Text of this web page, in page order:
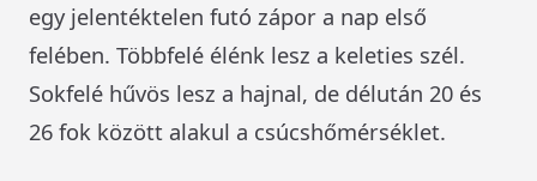
egy jelentéktelen futó zápor a nap első
felében. Többfelé élénk lesz a keleties szél.
Sokfelé hűvös lesz a hajnal, de délután 20 és
26 fok között alakul a csúcshőmérséklet.